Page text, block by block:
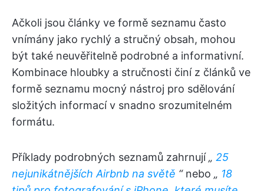
Ačkoli jsou články ve formě seznamu často
vnímány jako rychlý a stručný obsah, mohou
být také neuvěřitelně podrobné a informativní.
Kombinace hloubky a stručnosti činí z článků ve
formě seznamu mocný nástroj pro sdělování
složitých informací v snadno srozumitelném
formátu.
Příklady podrobných seznamů zahrnují„ 25
nejunikátnějších Airbnb na světě “nebo „ 18